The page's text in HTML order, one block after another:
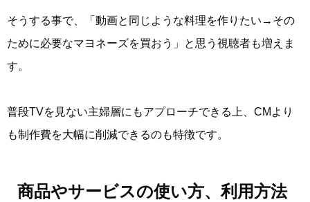
そうする事で、「動画と同じような料理を作りたい→その
ために必要なマヨネーズを買おう」と思う視聴者も増えま
す。
普段TVを見ない主婦層にもアプローチできる上、CMより
も制作費を大幅に削減できるのも特徴です。
商品やサービスの使い方、利用方法